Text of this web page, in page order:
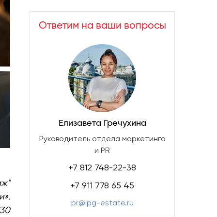
Ответим на ваши вопросы
Елизавета Гречухина
Руководитель отдела маркетинга
и PR
+7 812 748-22-38
+7 911 778 65 45
pr@ipg-estate.ru